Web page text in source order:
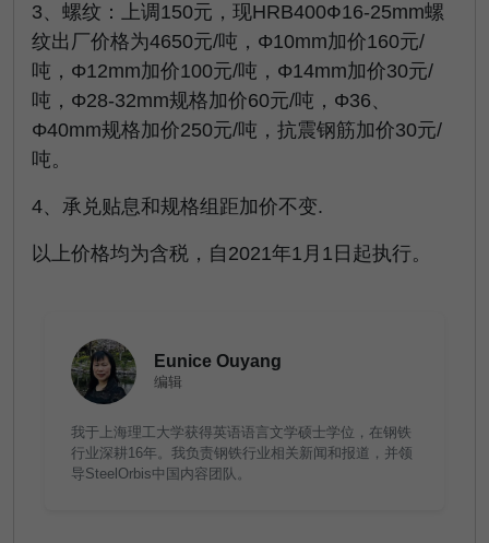
3、螺纹：上调150元，现HRB400Ф16-25mm螺
纹出厂价格为4650元/吨，Φ10mm加价160元/
吨，Φ12mm加价100元/吨，Φ14mm加价30元/
吨，Φ28-32mm规格加价60元/吨，Φ36、
Φ40mm规格加价250元/吨，抗震钢筋加价30元/
吨。
4、承兑贴息和规格组距加价不变.
以上价格均为含税，自2021年1月1日起执行。
Eunice Ouyang
编辑
我于上海理工大学获得英语语言文学硕士学位，在钢铁
行业深耕16年。我负责钢铁行业相关新闻和报道，并领
导SteelOrbis中国内容团队。